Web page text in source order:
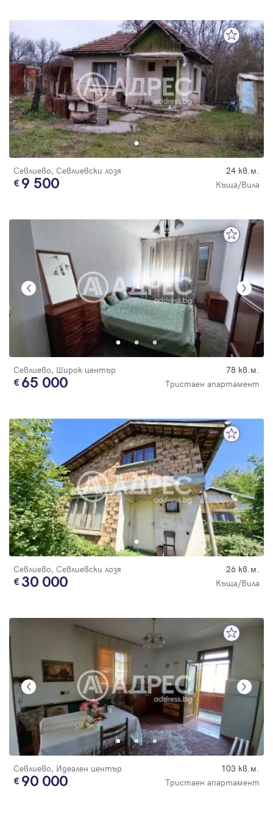
Севлиево, Севлиевски лозя 24 кв.м.
9 500 Къща/Вила
Севлиево, Широк център 78 кв.м.
65 000 Тристаен апартамент
Севлиево, Севлиевски лозя 26 кв.м.
30 000 Къща/Вила
Севлиево, Идеален център 103 кв.м.
90 000 Тристаен апартамент